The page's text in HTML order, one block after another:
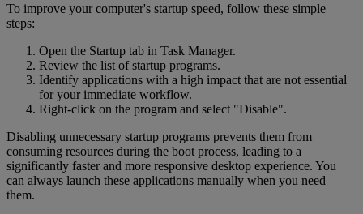
To improve your computer's startup speed, follow these simple
steps:
Open the Startup tab in Task Manager.
Review the list of startup programs.
Identify applications with a high impact that are not essential
for your immediate workflow.
Right-click on the program and select "Disable".
Disabling unnecessary startup programs prevents them from
consuming resources during the boot process, leading to a
significantly faster and more responsive desktop experience. You
can always launch these applications manually when you need
them.